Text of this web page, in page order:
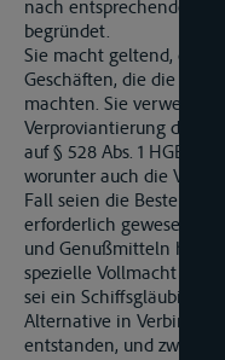
nach entsprechender
begründet.
Sie macht geltend, die
Geschäften, die die
machten. Sie verweist
Verproviantierung des
auf § 528 Abs. 1 HGB -
worunter auch die
Fall seien die
erforderlich gewesen,
und Genußmitteln
spezielle Vollmacht habe
sei ein
Alternative in Verbindung
entstanden, und zwar